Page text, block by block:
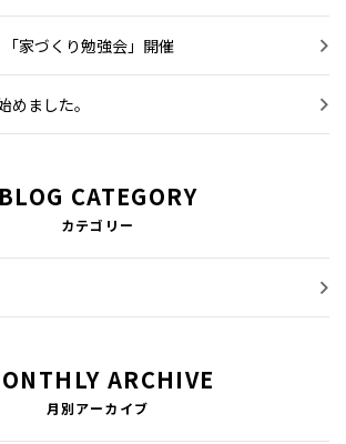
家づくり勉強会」開催
めました。
BLOG CATEGORY
カテゴリー
ARCHIVE
月別アーカイブ